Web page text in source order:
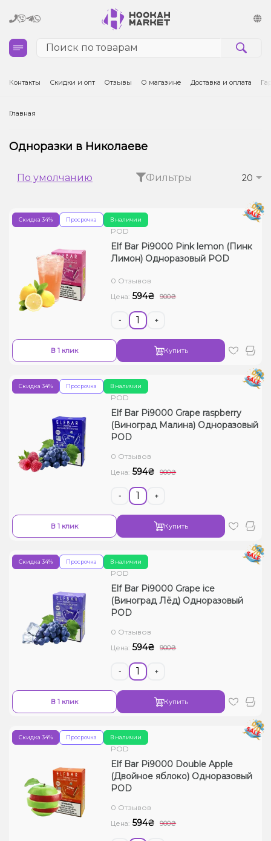
Кальяны
Табак для кальяна и кальянные смеси
Электронные сигареты (POD)
Комплектующие для POD
Жидкости для электронных сигарет
Уценка
Контакты Скидки и опт Отзывы О магазине Доставка и оплата
Главная
Одноразки в Николаеве
По умолчанию Фильтры 20
В наличии
Скидка 34% Просрочка
POD
Elf Bar Pi9000 Pink lemon (Пинк
Лимон) Одноразовый POD
0 Отзывов
Цена: 594₴ 900₴
- +
В 1 клик Купить
В наличии
Скидка 34% Просрочка
POD
Elf Bar Pi9000 Grape raspberry
(Виноград Малина) Одноразовый
POD
0 Отзывов
Цена: 594₴ 900₴
- +
В 1 клик Купить
В наличии
Скидка 34% Просрочка
POD
Elf Bar Pi9000 Grape ice
(Виноград Лёд) Одноразовый
POD
0 Отзывов
Цена: 594₴ 900₴
- +
В 1 клик Купить
В наличии
Скидка 34% Просрочка
POD
Elf Bar Pi9000 Double Apple
(Двойное яблоко) Одноразовый
POD
0 Отзывов
Цена: 594₴ 900₴